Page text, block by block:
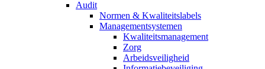
Audit
Normen & Kwaliteitslabels
Managementsystemen
Kwaliteitsmanagement
Zorg
Arbeidsveiligheid